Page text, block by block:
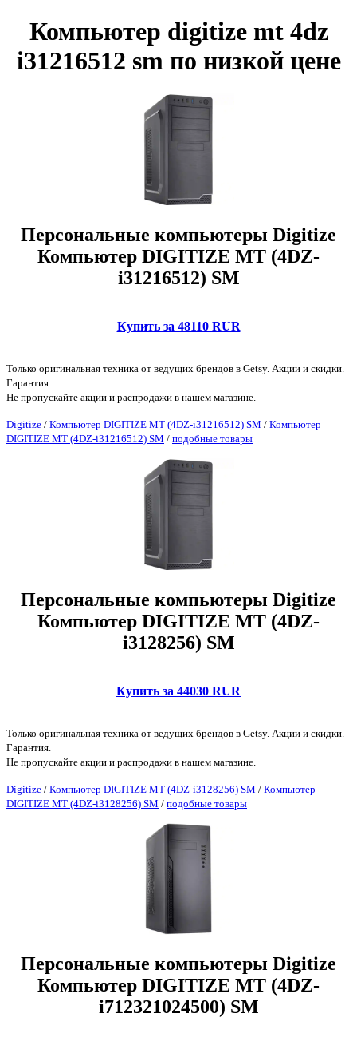
Компьютер digitize mt 4dz
i31216512 sm по низкой цене
Персональные компьютеры Digitize
Компьютер DIGITIZE MT (4DZ-
i31216512) SM
Купить за 48110 RUR
Только оригинальная техника от ведущих брендов в Getsy. Акции и скидки.
Гарантия.
Не пропускайте акции и распродажи в нашем магазине.
Digitize / Компьютер DIGITIZE MT (4DZ-i31216512) SM / Компьютер
DIGITIZE MT (4DZ-i31216512) SM / подобные товары
Персональные компьютеры Digitize
Компьютер DIGITIZE MT (4DZ-
i3128256) SM
Купить за 44030 RUR
Только оригинальная техника от ведущих брендов в Getsy. Акции и скидки.
Гарантия.
Не пропускайте акции и распродажи в нашем магазине.
Digitize / Компьютер DIGITIZE MT (4DZ-i3128256) SM / Компьютер
DIGITIZE MT (4DZ-i3128256) SM / подобные товары
Персональные компьютеры Digitize
Компьютер DIGITIZE MT (4DZ-
i712321024500) SM